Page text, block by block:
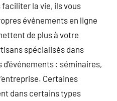
faciliter la vie, ils vous
événements en ligne
de plus à votre
spécialisés dans
: séminaires,
Certaines
dans certains types